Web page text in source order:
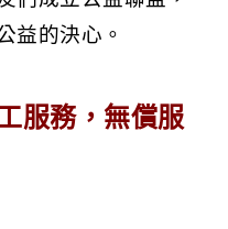
益的決心。
服務，無償服